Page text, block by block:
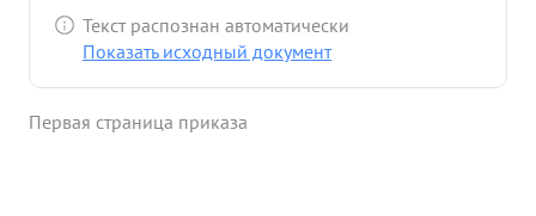
незначительных потерях в людях. Тов. ДВОРКИН в
боевой обстановке ведет себя смело и
заслуживает кваснов с награждения
Текст распознан автоматически
Показать исходный документ
Первая страница приказа